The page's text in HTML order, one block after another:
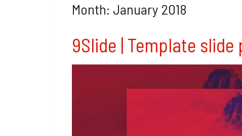
Month: January 2018
9Slide | Template